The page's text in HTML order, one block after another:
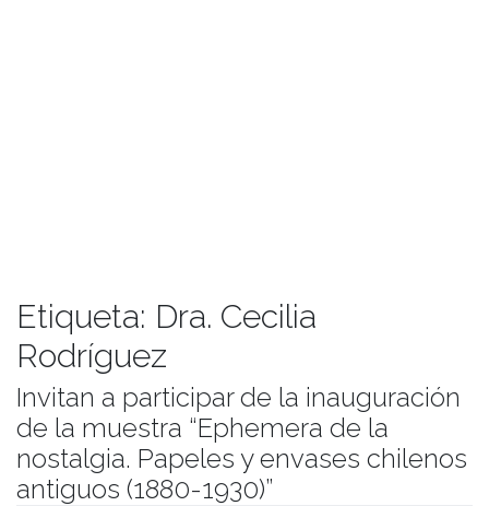
Etiqueta: Dra. Cecilia
Rodríguez
Invitan a participar de la inauguración
de la muestra “Ephemera de la
nostalgia. Papeles y envases chilenos
antiguos (1880-1930)”